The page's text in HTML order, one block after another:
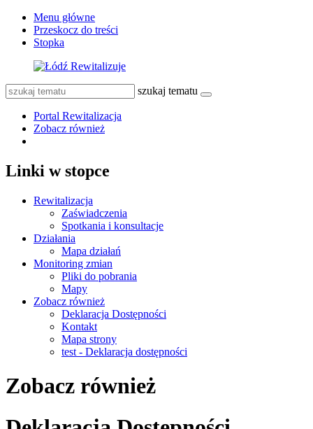
Menu główne
Przeskocz do treści
Stopka
szukaj tematu
Portal Rewitalizacja
Zobacz również
Linki w stopce
Rewitalizacja
Zaświadczenia
Spotkania i konsultacje
Działania
Mapa działań
Monitoring zmian
Pliki do pobrania
Mapy
Zobacz również
Deklaracja Dostępności
Kontakt
Mapa strony
test - Deklaracja dostępności
Zobacz również